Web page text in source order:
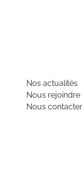
Nos actualités
Nous rejoindre
Nous contacter